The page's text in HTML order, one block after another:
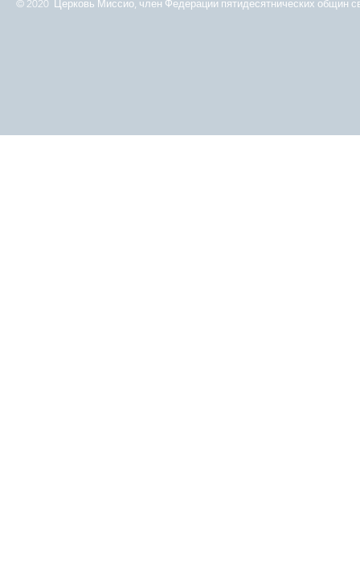
© 2020 Церковь Миссио, член Федерации пятидесятнических общин